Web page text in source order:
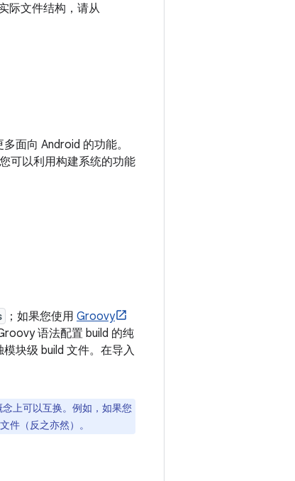
际文件结构，请从
面向 Android 的功能。
可以利用构建系统的功能
；如果您使用 Groovy
语法配置 build 的纯
块级 build 文件。在导入
上可以互换。例如，如果您
文件（反之亦然）。